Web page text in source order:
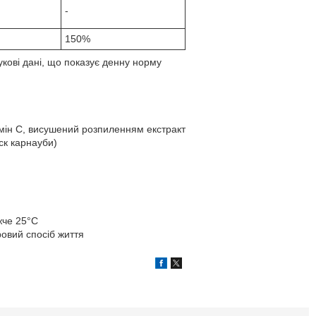
-
150%
дані, що показує денну норму
С, висушений розпиленням екстракт
карнауби)
25°C
спосіб життя